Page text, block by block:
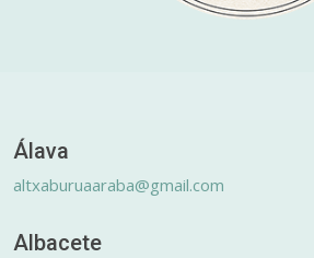
Álava
altxaburuaaraba@gmail.com
Albacete